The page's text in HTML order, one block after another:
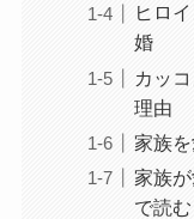
ヒロ
婚
カッ
理由
家族
家族
で読む